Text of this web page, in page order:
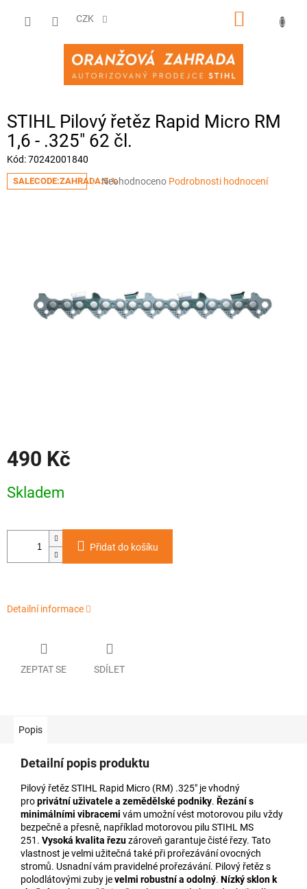
CZK
NÁKUPNÍ
STIHL Pilový řetěz Rapid Micro RM
1,6 - .325" 62 čl.
Kód:70242001840
SALECODE:ZAHRADA:5:%Průměrné
Neohodnoceno Podrobnosti hodnocení
490 Kč
cena:
Skladem
Přidat do košíku
Detailní informace
ZEPTAT SE SDÍLET
Popis
Detailní popis produktu
Pilový řetěz STIHL Rapid Micro (RM) .325" je vhodný
proprivátní uživatele a zemědělské podniky. Řezání s
minimálními vibracemi vám umožní vést motorovou pilu vždy
bezpečně a přesně, například motorovou pilu STIHL MS
251. Vysoká kvalita řezuzároveň garantuje čisté řezy. Tato
vlastnost je velmi užitečná také při prořezávání ovocných
stromů. Usnadní vám pravidelné prořezávání. Pilový řetěz s
polodlátovými zuby jevelmi robustní a odolný. Nízký sklon k